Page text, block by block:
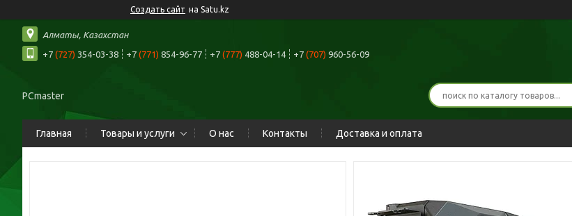
Создать сайт на Satu.kz
Алматы, Казахстан
+7 (727) 354-03-38 +7 (771) 854-96-77 +7 (777) 488-04-14 +7 (707) 960-56-09
PCmaster
Главная Товары и услуги О нас Контакты Доставка и оплата